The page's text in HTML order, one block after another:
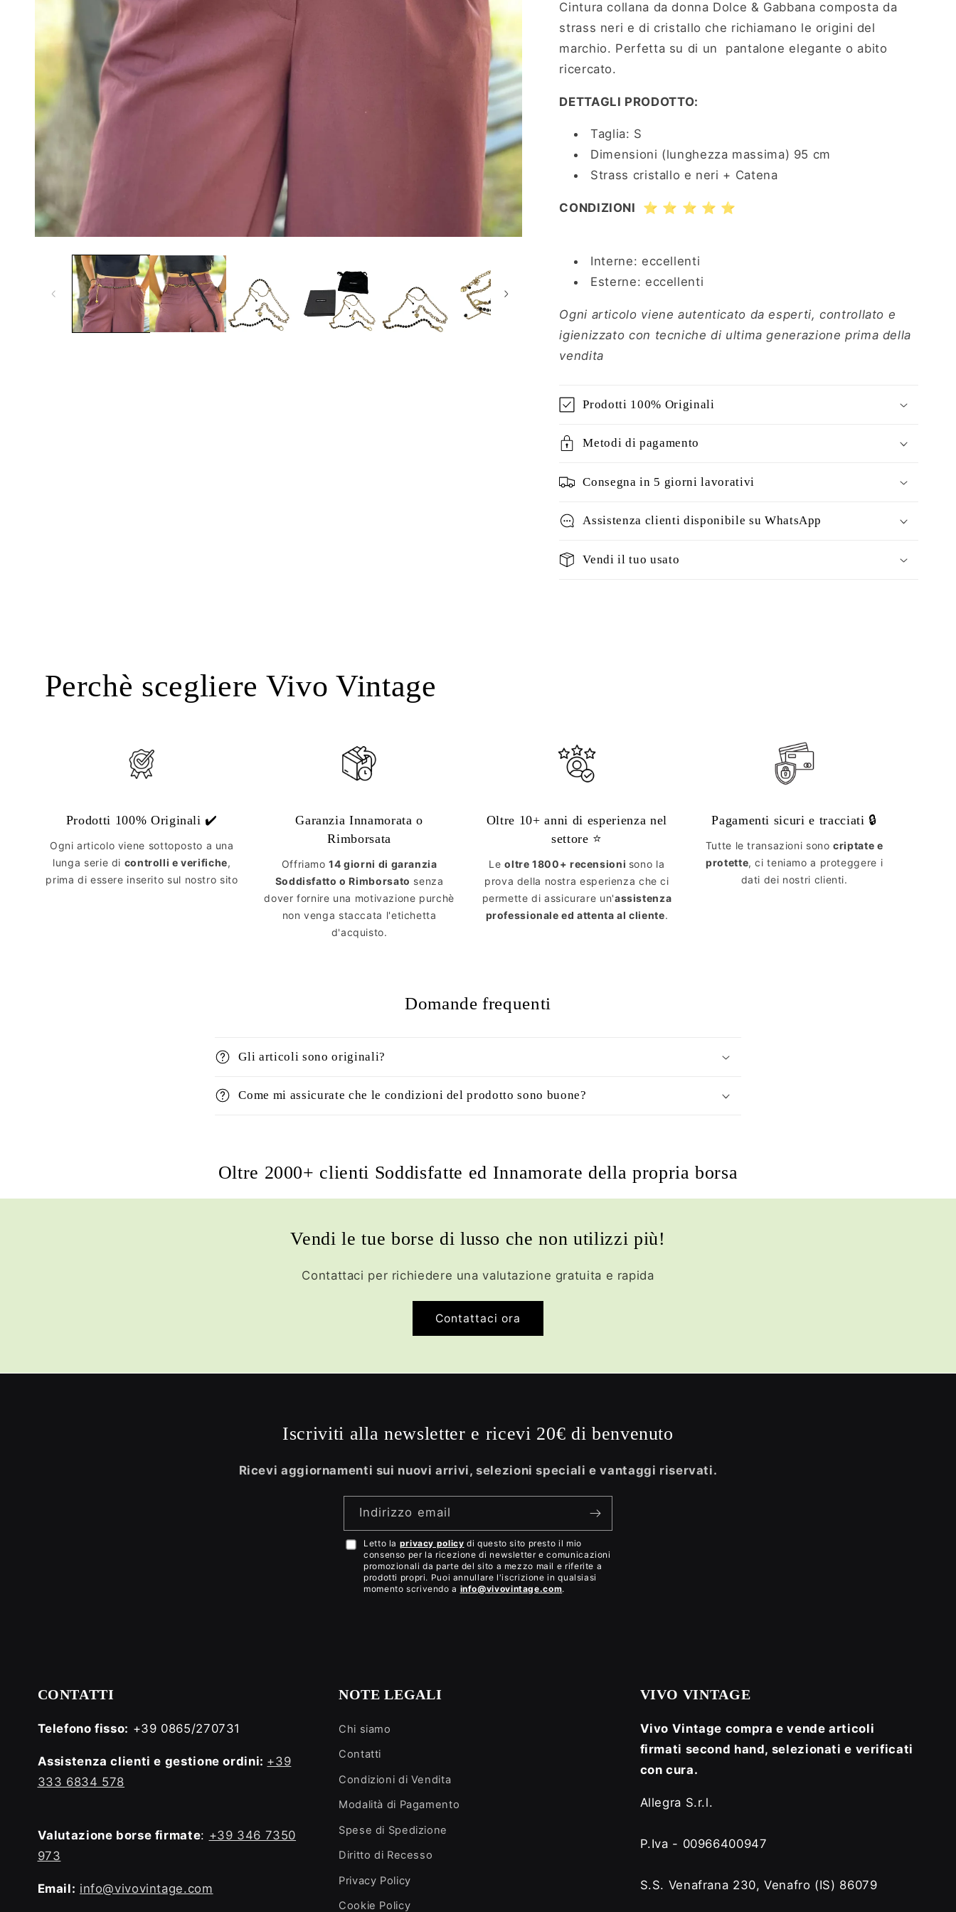
Cintura collana da donna Dolce & Gabbana composta da
strass neri e di cristallo che richiamano le origini del
marchio. Perfetta su di un pantalone elegante o abito
ricercato.
DETTAGLI PRODOTTO:
Taglia: S
Dimensioni (lunghezza massima) 95 cm
Strass cristallo e neri + Catena
CONDIZIONI ⭐ ⭐ ⭐ ⭐ ⭐
Interne: eccellenti
Esterne: eccellenti
Ogni articolo viene autenticato da esperti, controllato e
igienizzato con tecniche di ultima generazione prima della
vendita
Prodotti 100% Originali
Metodi di pagamento
Consegna in 5 giorni lavorativi
Assistenza clienti disponibile su WhatsApp
Vendi il tuo usato
Perchè scegliere Vivo Vintage
Prodotti 100% Originali ✔️
Ogni articolo viene sottoposto a una
lunga serie di controlli e verifiche,
prima di essere inserito sul nostro sito
Garanzia Innamorata o
Rimborsata
Offriamo14 giorni di garanzia
Soddisfatto o Rimborsato senza
dover fornire una motivazione purchè
non venga staccata l'etichetta
d'acquisto.
Oltre 10+ anni di esperienza nel
settore ⭐️
Leoltre 1800+ recensioni sono la
prova della nostra esperienza che ci
permette di assicurare un'assistenza
professionale ed attenta al cliente.
Pagamenti sicuri e tracciati 🔒
Tutte le transazioni sonocriptate e
protette, ci teniamo a proteggere i
dati dei nostri clienti.
Domande frequenti
Gli articoli sono originali?
Come mi assicurate che le condizioni del prodotto sono buone?
Oltre 2000+ clienti Soddisfatte ed Innamorate della propria borsa
Vendi le tue borse di lusso che non utilizzi più!
Contattaci per richiedere una valutazione gratuita e rapida
Contattaci ora
Iscriviti alla newsletter e ricevi 20€ di benvenuto
Ricevi aggiornamenti sui nuovi arrivi, selezioni speciali e vantaggi riservati.
Indirizzo email
Accetto
privacy
Letto la privacy policy di questo sito presto il mio
consenso per la ricezione di newsletter e comunicazioni
promozionali da parte del sito a mezzo mail e riferite a
prodotti propri. Puoi annullare l'iscrizione in qualsiasi
momento scrivendo a info@vivovintage.com.
CONTATTI
Telefono fisso: +39 0865/270731
Assistenza clienti e gestione ordini: +39
333 6834 578
Valutazione borse firmate: +39 346 7350
973
Email: info@vivovintage.com
NOTE LEGALI
Chi siamo
Contatti
Condizioni di Vendita
Modalità di Pagamento
Spese di Spedizione
Diritto di Recesso
Privacy Policy
Cookie Policy
VIVO VINTAGE
Vivo Vintage compra e vende articoli
firmati second hand, selezionati e verificati
con cura.
Allegra S.r.l.
P.Iva - 00966400947
S.S. Venafrana 230, Venafro (IS) 86079